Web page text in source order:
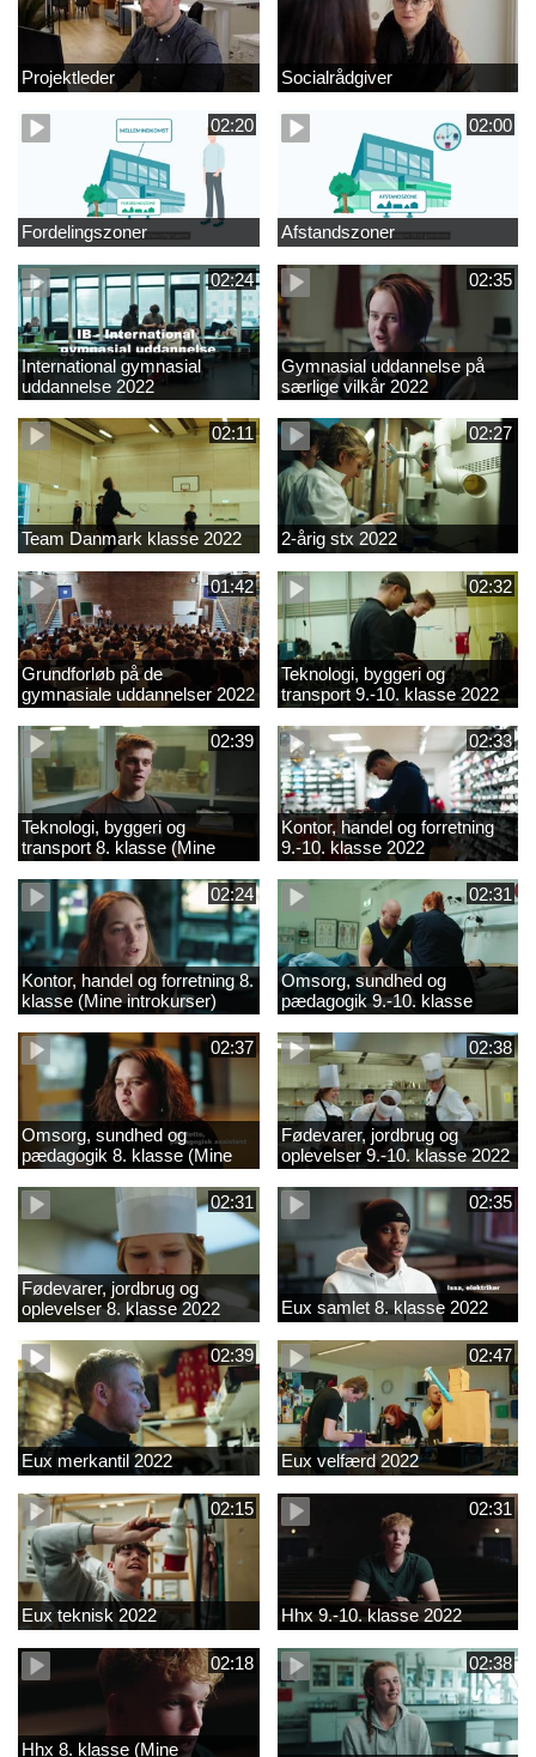
Projektleder Socialrådgiver
02:20
Fordelingszoner
02:00
Afstandszoner
02:24
International gymnasial
uddannelse 2022
02:35
Gymnasial uddannelse på
særlige vilkår 2022
02:11
Team Danmark klasse 2022
02:27
2-årig stx 2022
01:42
Grundforløb på de
gymnasiale uddannelser 2022
02:32
Teknologi, byggeri og
transport 9.-10. klasse 2022
02:39
Teknologi, byggeri og
transport 8. klasse (Mine
introkurser) 2022
02:33
Kontor, handel og forretning
9.-10. klasse 2022
02:24
Kontor, handel og forretning 8.
klasse (Mine introkurser)
2022
02:31
Omsorg, sundhed og
pædagogik 9.-10. klasse
2022
02:37
Omsorg, sundhed og
pædagogik 8. klasse (Mine
introkurser) 2022
02:38
Fødevarer, jordbrug og
oplevelser 9.-10. klasse 2022
02:31
Fødevarer, jordbrug og
oplevelser 8. klasse 2022
02:35
Eux samlet 8. klasse 2022
02:39
Eux merkantil 2022
02:47
Eux velfærd 2022
02:15
Eux teknisk 2022
02:31
Hhx 9.-10. klasse 2022
02:18
Hhx 8. klasse (Mine
02:38